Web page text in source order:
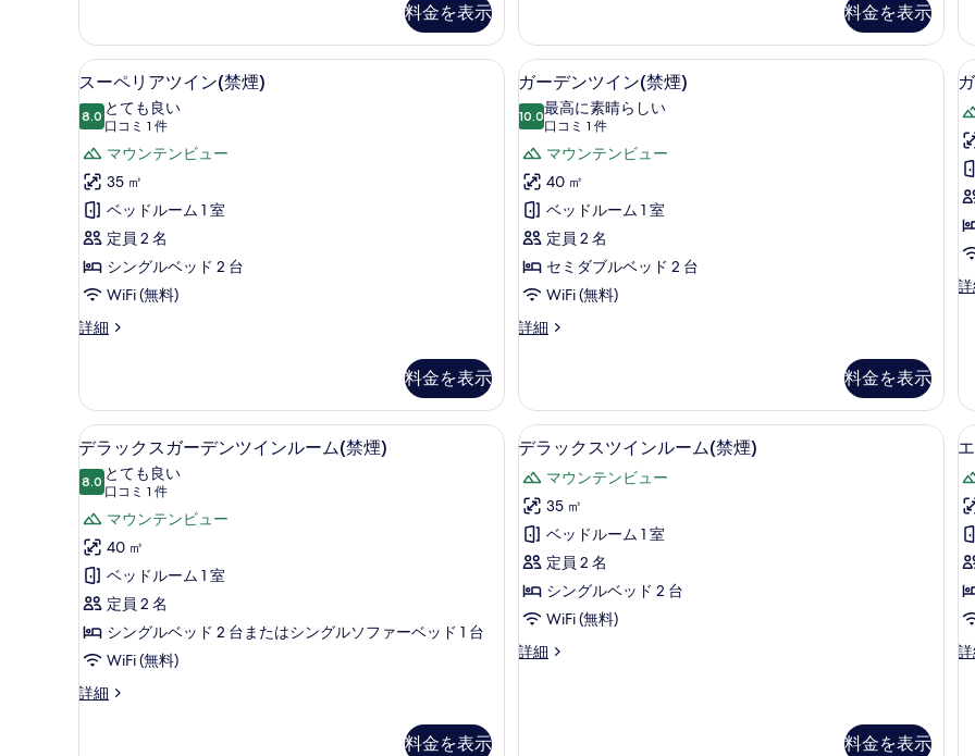
込
条
件
屋
タ
イ
プ
お
ま
か
せ
の
す
て
写
真
を
表
示
す
る
ス】
お
部
タ
プ
お
ま
か
せ
詳
細
料金を表示
写
真
を
表
示
す
る
詳
細
料金を表示
詳
細
ス
ー
ペ
リ
ア
ツ
イ
ン
(禁
煙)
べ
て
の
写
真
を
表
示
す
る
ミニバー、セーフティボックス (室内)、デスク、遮光カーテン
9
スーペリアツイン(禁煙)
8.010 点中 8.0
とても良い
口コミ 1 件
(口
コ
ミ
件)
マウンテンビュー
35 ㎡
ベッドルーム 1 室
定員 2 名
シングルベッド 2 台
WiFi (無料)
詳細
ス
ア
ツ
イ
(禁
の
詳
細
料金を表示
ガ
ー
デ
ン
ツ
イ
ン
(禁
煙)
の
て
の
写
真
を
表
示
す
ミニバー、セーフティボックス (室内)
11
ガーデンツイン(禁煙)
10.010 点中 10.0
最高に素晴らしい
口コミ 1 件
(口
コ
ミ
件)
マウンテンビュー
40 ㎡
ベッドルーム 1 室
定員 2 名
セミダブルベッド 2 台
WiFi (無料)
詳細
ガ
ツ
イ
ン
煙)
の
詳
細
料金を表示
ガ
ー
イ
の
写
ガ
ン
(
煙)
詳
細
デ
ラ
ッ
ク
ス
ガ
ー
デ
ン
ツ
デラックスガーデンツインルーム(禁煙) | ミニバー、セーフティボックス (室内)、デスク、遮光カーテン
4
デラックスガーデンツインルーム(禁煙)
8.010 点中 8.0
とても良い
口コミ 1 件
(口
コ
ミ
件)
マウンテンビュー
40 ㎡
ベッドルーム 1 室
定員 2 名
シングルベッド 2 台またはシングルソファーベッド 1 台
WiFi (無料)
詳細
デ
料金を表示
デ
ラ
ッ
ク
ス
ツ
イ
ル
デラックスツインルーム(禁煙) | ミニ
3
デラックスツインルーム(禁煙)
マウンテンビュー
35 ㎡
ベッドルーム 1 室
定員 2 名
シングルベッド 2 台
WiFi (無料)
詳細
デ
料金を表示
エ
グ
ィ
エ